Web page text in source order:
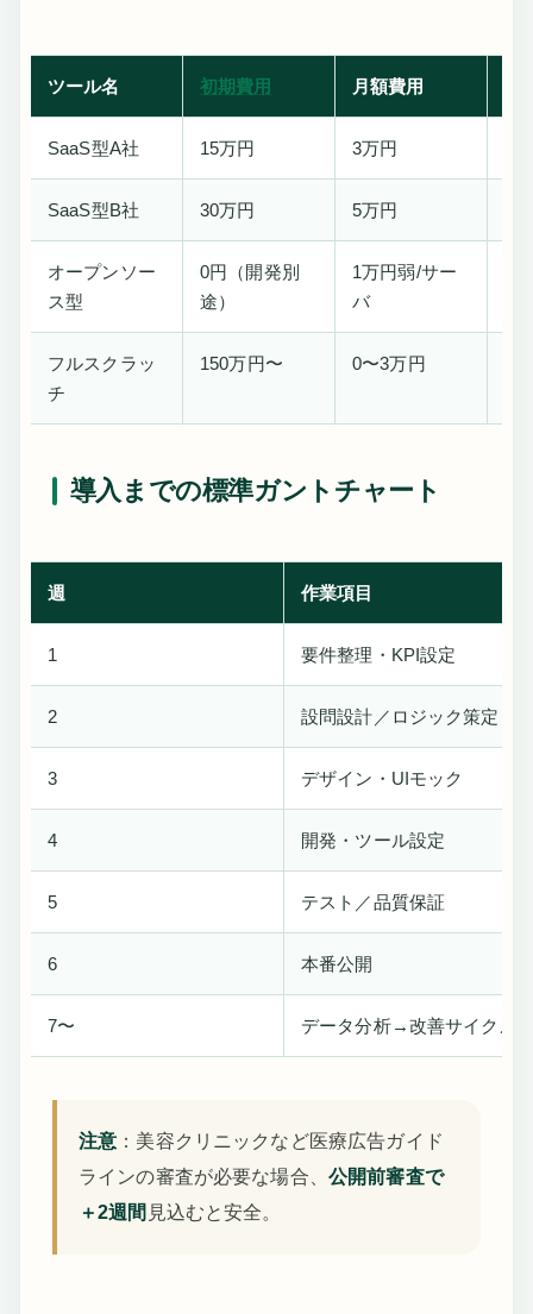
ツール名 初期費用 月額費用
SaaS型A社 15万円 3万円
SaaS型B社 30万円 5万円
オープンソー
ス型
0円（開発別
途）
1万円弱/サー
バ
フルスクラッ
チ
150万円〜 0〜3万円
導入までの標準ガントチャート
週 作業項目
1 要件整理・KPI設定
2 設問設計／ロジック策定
3 デザイン・UIモック
4 開発・ツール設定
5 テスト／品質保証
6 本番公開
7〜 データ分析→改善サイクル
注意 ：美容クリニックなど医療広告ガイド
ラインの審査が必要な場合、 公開前審査で
＋2週間 見込むと安全。